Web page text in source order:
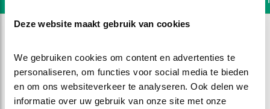
Deze website maakt gebruik van cookies
We gebruiken cookies om content en advertenties te
personaliseren, om functies voor social media te bieden
en om ons websiteverkeer te analyseren. Ook delen we
informatie over uw gebruik van onze site met onze